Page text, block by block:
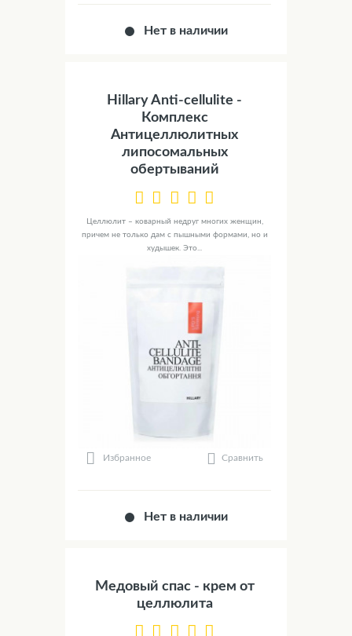
Нет в наличии
Hillary Anti-cellulite -
Комплекс
Антицеллюлитных
липосомальных
обертываний
Целлюлит – коварный недруг многих женщин,
причем не только дам с пышными формами, но и
худышек. Это...
Избранное Сравнить
Нет в наличии
Медовый спас - крем от
целлюлита